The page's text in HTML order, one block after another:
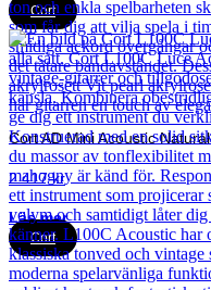
Cort
Cort AD Mini Acoustic Natural
2 417kr
Läs mer
Cort